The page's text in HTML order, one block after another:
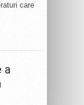
care
a